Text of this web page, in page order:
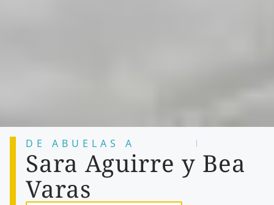
DE ABUELAS A
Sara Aguirre y Bea
Varas